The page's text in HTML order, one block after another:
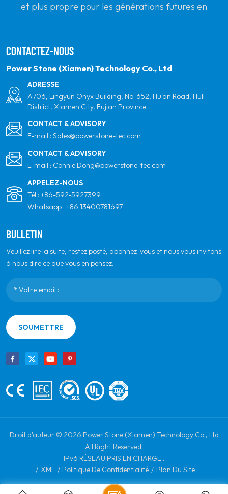
et plus propre pour les générations futures en
propre et de votre partenaire mondial le plus fiable
pour la qualité, le professionnalisme et l'innovation.
CONTACTEZ-NOUS
Power Stone (Xiamen) Technology Co., Ltd
ADRESSE
A706, Lingyun Onyx Building, No. 652, Hu'an Road, Huli
District, Xiamen City, Fujian Province
CONTACT & ADVISORY
E-mail : Sales@powerstone-tec.com
CONTACT & ADVISORY
E-mail : Connie.Dong@powerstone-tec.com
APPELEZ-NOUS
Tél : +86-592-5927399
Whatsapp : +86 13400781697
BULLETIN
Veuillez lire la suite, restez posté, abonnez-vous et nous vous invitons
à nous dire ce que vous en pensez.
SOUMETTRE
Droit d'auteur © 2026 Power Stone (Xiamen) Technology Co., Ltd
All Right Reserved.
IPv6 RÉSEAU PRIS EN CHARGE .
/ XML / Politique De Confidentialité / Plan Du Site